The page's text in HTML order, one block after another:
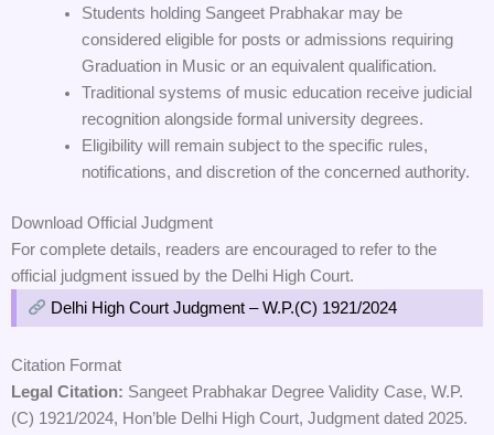
Students holding Sangeet Prabhakar may be
considered eligible for posts or admissions requiring
Graduation in Music or an equivalent qualification.
Traditional systems of music education receive judicial
recognition alongside formal university degrees.
Eligibility will remain subject to the specific rules,
notifications, and discretion of the concerned authority.
Download Official Judgment
For complete details, readers are encouraged to refer to the
official judgment issued by the Delhi High Court.
Delhi High Court Judgment – W.P.(C) 1921/2024
Citation Format
Legal Citation: Sangeet Prabhakar Degree Validity Case, W.P.
(C) 1921/2024, Hon’ble Delhi High Court, Judgment dated 2025.